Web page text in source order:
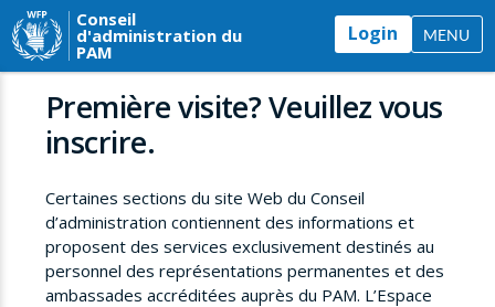
Conseil
d'administration du
PAM
Login MENU
Première visite? Veuillez vous
inscrire.
Certaines sections du site Web du Conseil
d’administration contiennent des informations et
proposent des services exclusivement destinés au
personnel des représentations permanentes et des
ambassades accréditées auprès du PAM. L’Espace